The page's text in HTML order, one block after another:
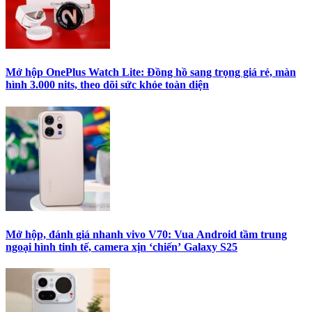
Mở hộp OnePlus Watch Lite: Đồng hồ sang trọng giá rẻ, màn
hình 3.000 nits, theo dõi sức khỏe toàn diện
Mở hộp, đánh giá nhanh vivo V70: Vua Android tầm trung
ngoại hình tinh tế, camera xịn ‘chiến’ Galaxy S25